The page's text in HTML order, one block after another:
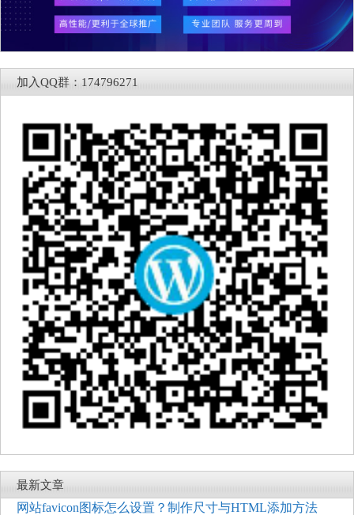
加入QQ群：174796271
最新文章
网站favicon图标怎么设置？制作尺寸与HTML添加方法